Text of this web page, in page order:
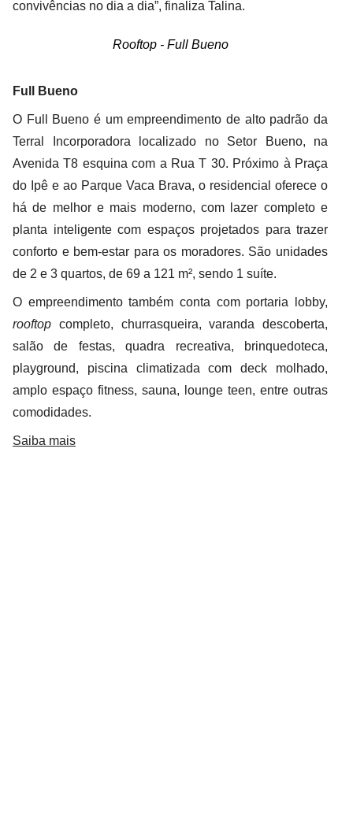
convivências no dia a dia”, finaliza Talina.
Rooftop - Full Bueno
Full Bueno
O Full Bueno é um empreendimento de alto padrão da
Terral Incorporadora localizado no Setor Bueno, na
Avenida T8 esquina com a Rua T 30. Próximo à Praça
do Ipê e ao Parque Vaca Brava, o residencial oferece o
há de melhor e mais moderno, com lazer completo e
planta inteligente com espaços projetados para trazer
conforto e bem-estar para os moradores. São unidades
de 2 e 3 quartos, de 69 a 121 m², sendo 1 suíte.
O empreendimento também conta com portaria lobby,
rooftop completo, churrasqueira, varanda descoberta,
salão de festas, quadra recreativa, brinquedoteca,
playground, piscina climatizada com deck molhado,
amplo espaço fitness, sauna, lounge teen, entre outras
comodidades.
Saiba mais